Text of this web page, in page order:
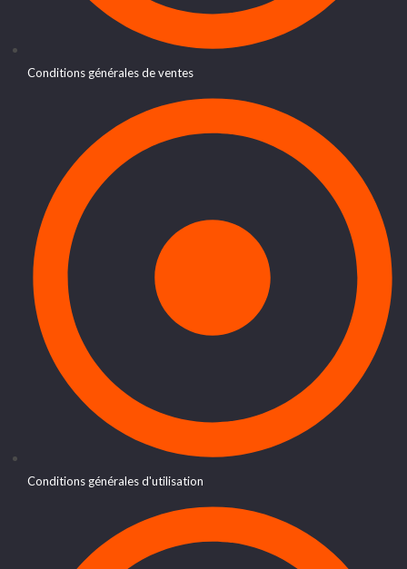
Conditions générales de ventes
Conditions générales d'utilisation